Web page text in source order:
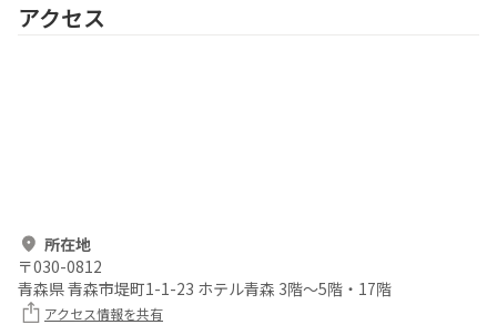
アクセス
所在地
〒030-0812
青森県 青森市堤町1-1-23 ホテル青森 3階～5階・17階
アクセス情報を共有